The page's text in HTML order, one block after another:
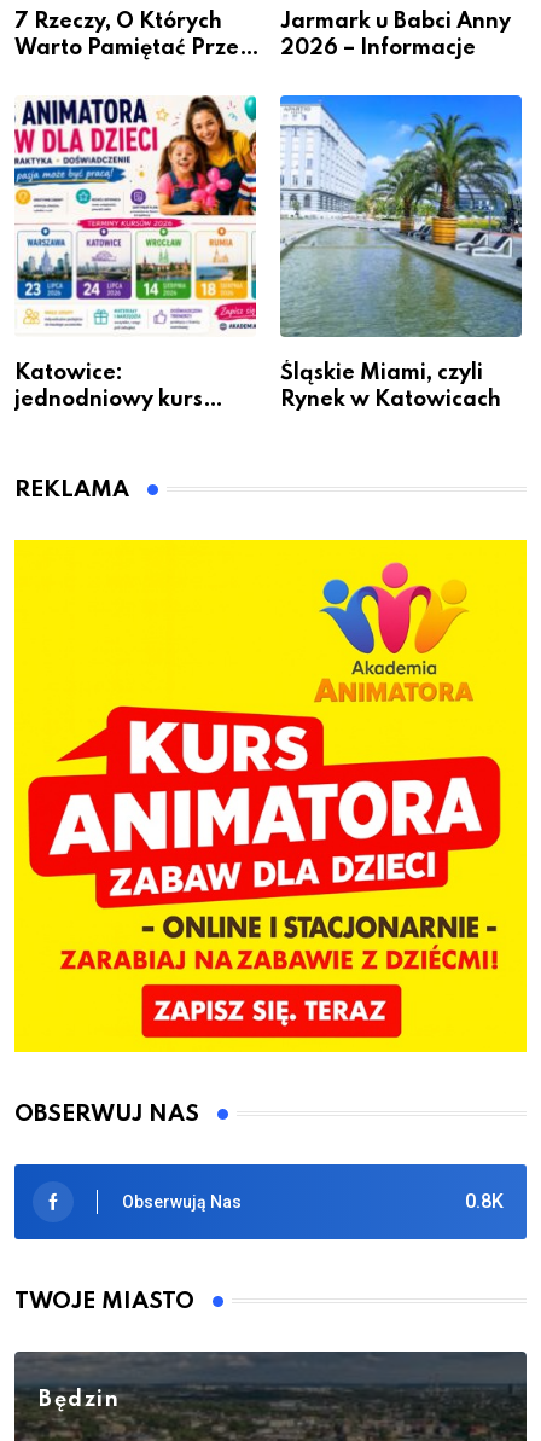
7 Rzeczy, O Których
Warto Pamiętać Przed
Jarmark u Babci Anny
2026 – Informacje
Katowice:
jednodniowy kurs
dzieci
Śląskie Miami, czyli
Rynek w Katowicach
REKLAMA
OBSERWUJ NAS
0.8K
Obserwują Nas
TWOJE MIASTO
Będzin